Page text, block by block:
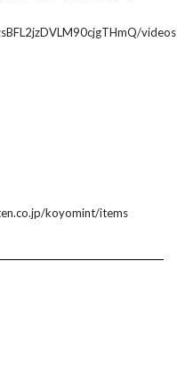
videos
koyomint/items